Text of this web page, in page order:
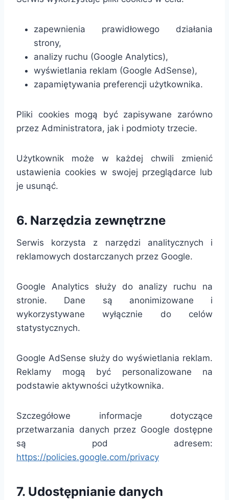
zapewnienia prawidłowego działania
strony,
analizy ruchu (Google Analytics),
wyświetlania reklam (Google AdSense),
zapamiętywania preferencji użytkownika.
Pliki cookies mogą być zapisywane zarówno
przez Administratora, jak i podmioty trzecie.
Użytkownik może w każdej chwili zmienić
ustawienia cookies w swojej przeglądarce lub
je usunąć.
6. Narzędzia zewnętrzne
Serwis korzysta z narzędzi analitycznych i
reklamowych dostarczanych przez Google.
Google Analytics służy do analizy ruchu na
stronie. Dane są anonimizowane i
wykorzystywane wyłącznie do celów
statystycznych.
Google AdSense służy do wyświetlania reklam.
Reklamy mogą być personalizowane na
podstawie aktywności użytkownika.
Szczegółowe informacje dotyczące
przetwarzania danych przez Google dostępne
są pod adresem:
https://policies.google.com/privacy
7. Udostępnianie danych